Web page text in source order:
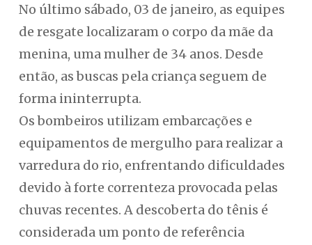
No último sábado, 03 de janeiro, as equipes
de resgate localizaram o corpo da mãe da
menina, uma mulher de 34 anos. Desde
então, as buscas pela criança seguem de
forma ininterrupta.
Os bombeiros utilizam embarcações e
equipamentos de mergulho para realizar a
varredura do rio, enfrentando dificuldades
devido à forte correnteza provocada pelas
chuvas recentes. A descoberta do tênis é
considerada um ponto de referência